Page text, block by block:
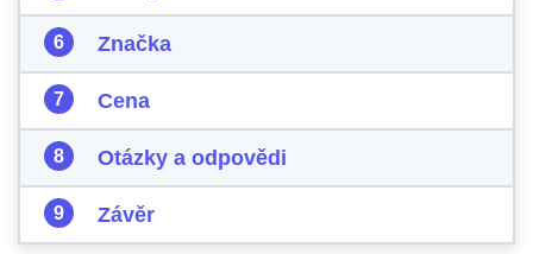
Značka
Cena
Otázky a odpovědi
Závěr